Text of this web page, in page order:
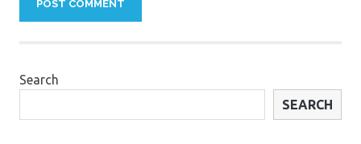
Search
SEARCH